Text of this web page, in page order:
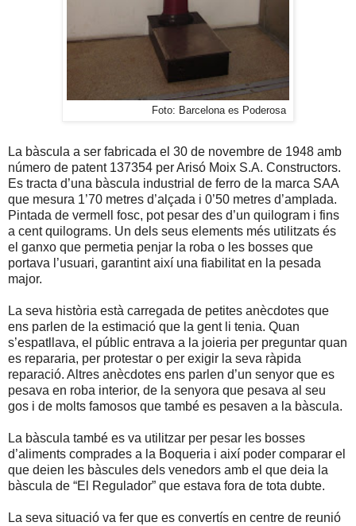
Foto: Barcelona es Poderosa
La bàscula a ser fabricada el 30 de novembre de 1948 amb
número de patent 137354 per Arisó Moix S.A. Constructors.
Es tracta d’una bàscula industrial de ferro de la marca SAA
que mesura 1’70 metres d’alçada i 0’50 metres d’amplada.
Pintada de vermell fosc, pot pesar des d’un quilogram i fins
a cent quilograms. Un dels seus elements més utilitzats és
el ganxo que permetia penjar la roba o les bosses que
portava l’usuari, garantint així una fiabilitat en la pesada
major.
La seva història està carregada de petites anècdotes que
ens parlen de la estimació que la gent li tenia. Quan
s’espatllava, el públic entrava a la joieria per preguntar quan
es repararia, per protestar o per exigir la seva ràpida
reparació. Altres anècdotes ens parlen d’un senyor que es
pesava en roba interior, de la senyora que pesava al seu
gos i de molts famosos que també es pesaven a la bàscula.
La bàscula també es va utilitzar per pesar les bosses
d’aliments comprades a la Boqueria i així poder comparar el
que deien les bàscules dels venedors amb el que deia la
bàscula de “El Regulador” que estava fora de tota dubte.
La seva situació va fer que es convertís en centre de reunió